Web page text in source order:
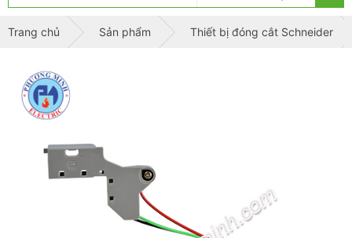
Trang chủ Sản phẩm Thiết bị đóng cắt Schneider